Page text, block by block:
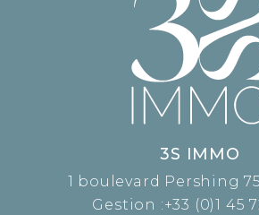
3S IMMO
1 boulevard Pershing
Gestion :+33 (0)1 45